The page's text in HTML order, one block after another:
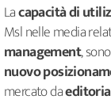
Lacapacità di
Msl nelle media
management,
nuovo
mercato da